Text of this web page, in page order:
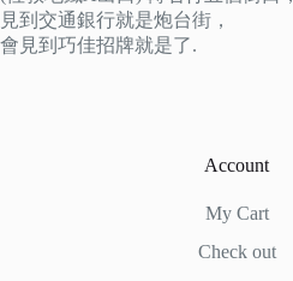
見到交通銀行就是炮台街，
會見到巧佳招牌就是了.
Account
My Cart
Check out